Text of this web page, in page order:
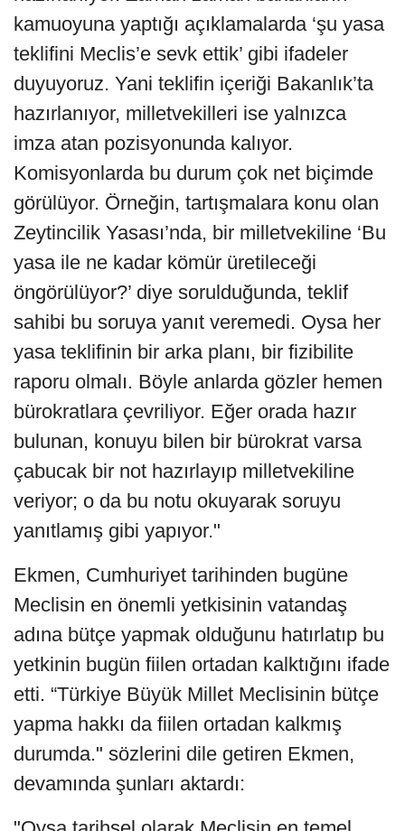
kamuoyuna yaptığı açıklamalarda ‘şu yasa
teklifini Meclis’e sevk ettik’ gibi ifadeler
duyuyoruz. Yani teklifin içeriği Bakanlık’ta
hazırlanıyor, milletvekilleri ise yalnızca
imza atan pozisyonunda kalıyor.
Komisyonlarda bu durum çok net biçimde
görülüyor. Örneğin, tartışmalara konu olan
Zeytincilik Yasası’nda, bir milletvekiline ‘Bu
yasa ile ne kadar kömür üretileceği
öngörülüyor?’ diye sorulduğunda, teklif
sahibi bu soruya yanıt veremedi. Oysa her
yasa teklifinin bir arka planı, bir fizibilite
raporu olmalı. Böyle anlarda gözler hemen
bürokratlara çevriliyor. Eğer orada hazır
bulunan, konuyu bilen bir bürokrat varsa
çabucak bir not hazırlayıp milletvekiline
veriyor; o da bu notu okuyarak soruyu
yanıtlamış gibi yapıyor."
Ekmen, Cumhuriyet tarihinden bugüne
Meclisin en önemli yetkisinin vatandaş
adına bütçe yapmak olduğunu hatırlatıp bu
yetkinin bugün fiilen ortadan kalktığını ifade
etti. “Türkiye Büyük Millet Meclisinin bütçe
yapma hakkı da fiilen ortadan kalkmış
durumda." sözlerini dile getiren Ekmen,
devamında şunları aktardı: